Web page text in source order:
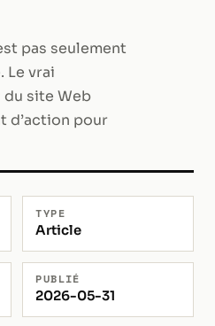
pas seulement
Le vrai
site Web
d’action pour
TYPE
Article
PUBLIÉ
2026-05-31